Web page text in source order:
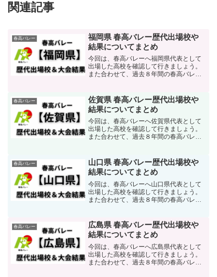
関連記事
春高バレー
福岡県 春高バレー歴代出場校や
結果についてまとめ
今回は、春高バレーへ福岡県代表として
出場した高校を確認して行きましょう。
また合わせて、過去８年間の春高バレー
ーバリスティック FF MT 4
NETBURNER BAL...
春高バレー
佐賀県 春高バレー歴代出場校や
結果についてまとめ
今回は、春高バレーへ佐賀県代表として
出場した高校を確認して行きましょう。
また合わせて、過去８年間の春高バレー
ーバリスティック FF MT 4
NETBURNER BAL...
春高バレー
山口県 春高バレー歴代出場校や
結果についてまとめ
今回は、春高バレーへ山口県代表として
出場した高校を確認して行きましょう。
また合わせて、過去８年間の春高バレー
ーバリスティック FF MT 4
NETBURNER BAL...
春高バレー
広島県 春高バレー歴代出場校や
結果についてまとめ
今回は、春高バレーへ広島県代表として
出場した高校を確認して行きましょう。
また合わせて、過去８年間の春高バレー